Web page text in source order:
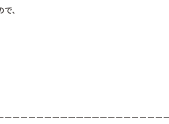
、
ーーーーーーーーーーーーーーーーーーー